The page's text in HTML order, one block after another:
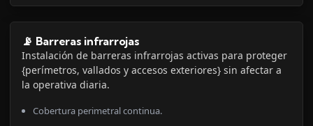
📡 Barreras infrarrojas
Instalación de barreras infrarrojas activas para proteger
{perímetros, vallados y accesos exteriores} sin afectar a
la operativa diaria.
Cobertura perimetral continua.